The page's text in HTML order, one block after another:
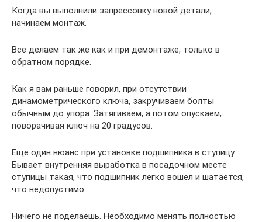
Когда вы выполнили запрессовку новой детали,
начинаем монтаж.
Все делаем так же как и при демонтаже, только в
обратном порядке.
Как я вам раньше говорил, при отсутствии
динамометрического ключа, закручиваем болты
обычным до упора. Затягиваем, а потом опускаем,
поворачивая ключ на 20 градусов.
Еще один нюанс при установке подшипника в ступицу.
Бывает внутренняя выработка в посадочном месте
ступицы такая, что подшипник легко вошел и шатается,
что недопустимо.
Ничего не поделаешь. Необходимо менять полностью